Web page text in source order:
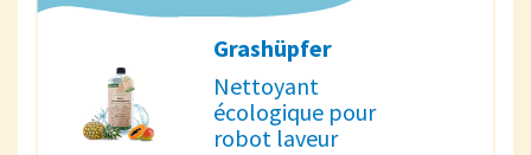
Grashüpfer
Nettoyant
écologique pour
robot laveur